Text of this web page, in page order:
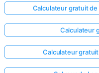
Calculateur gratuit
Calculateur
Calculateur